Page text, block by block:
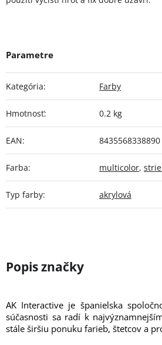
Kategória: Farby
Hmotnosť: 0.2 kg
EAN: 8435568338890
Farba: multicolor,
Typ farby: akrylová
AK Interactive je španielska
súčasnosti sa radí k
stále širšiu ponuku farieb, štetcov a